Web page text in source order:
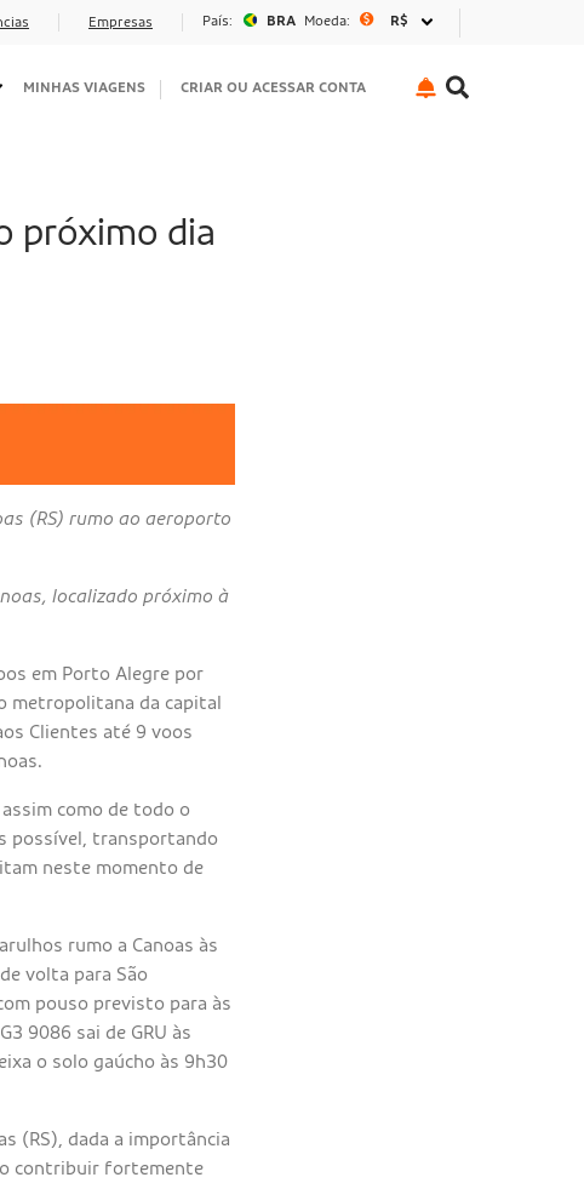
Empresas País: BRA Moeda: R$
MINHAS VIAGENS CRIAR OU ACESSAR CONTA
próximo dia
(RS) rumo ao aeroporto
localizado próximo à
em Porto Alegre por
metropolitana da capital
Clientes até 9 voos
como de todo o
possível, transportando
neste momento de
rumo a Canoas às
volta para São
pouso previsto para às
9086 sai de GRU às
o solo gaúcho às 9h30
(RS), dada a importância
contribuir fortemente